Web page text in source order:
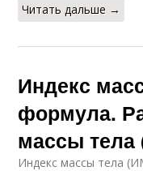
Читать дальше →
Индекс
формула.
массы
Индекс массы тела